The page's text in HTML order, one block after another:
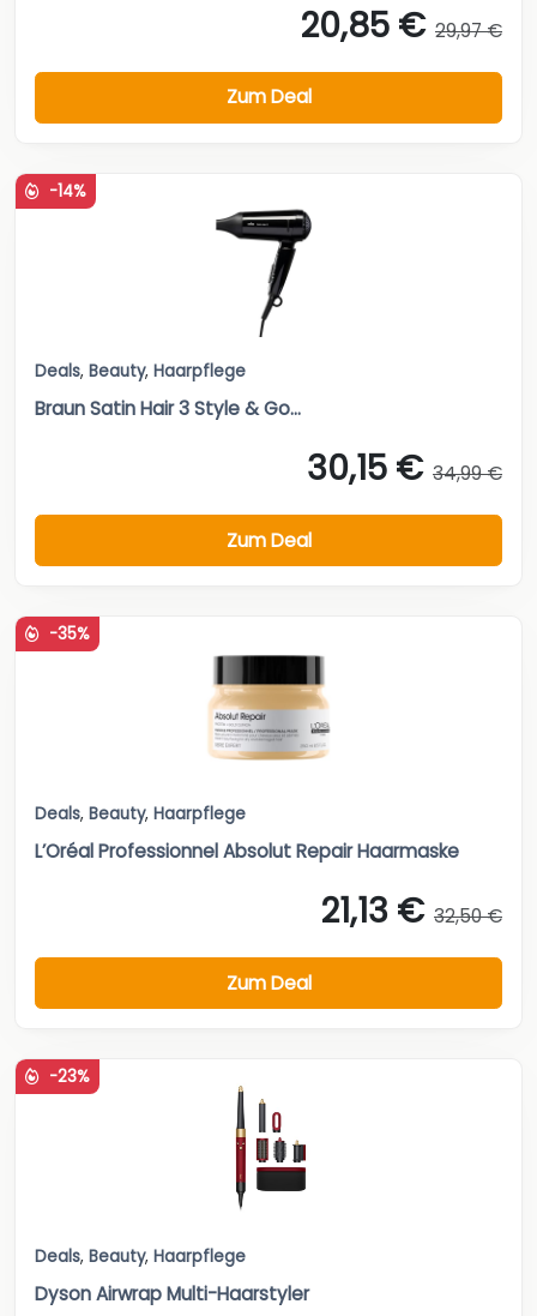
20,85 € 29,97 €
Zum Deal
-14%
Deals, Beauty, Haarpflege
Braun Satin Hair 3 Style & Go...
30,15 € 34,99 €
Zum Deal
-35%
Deals, Beauty, Haarpflege
L’Oréal Professionnel Absolut Repair Haarmaske
21,13 € 32,50 €
Zum Deal
-23%
Deals, Beauty, Haarpflege
Dyson Airwrap Multi-Haarstyler